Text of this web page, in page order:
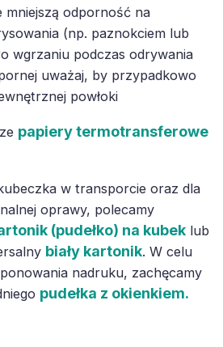
mniejszą odporność na
(np. paznokciem lub
wgrzaniu podczas odrywania
uważaj, by przypadkowo
powłoki
papiery termotransferowe
w transporcie oraz dla
oprawy, polecamy
(pudełko) na kubek lub
biały kartonik. W celu
nadruku, zachęcamy
pudełka z okienkiem.